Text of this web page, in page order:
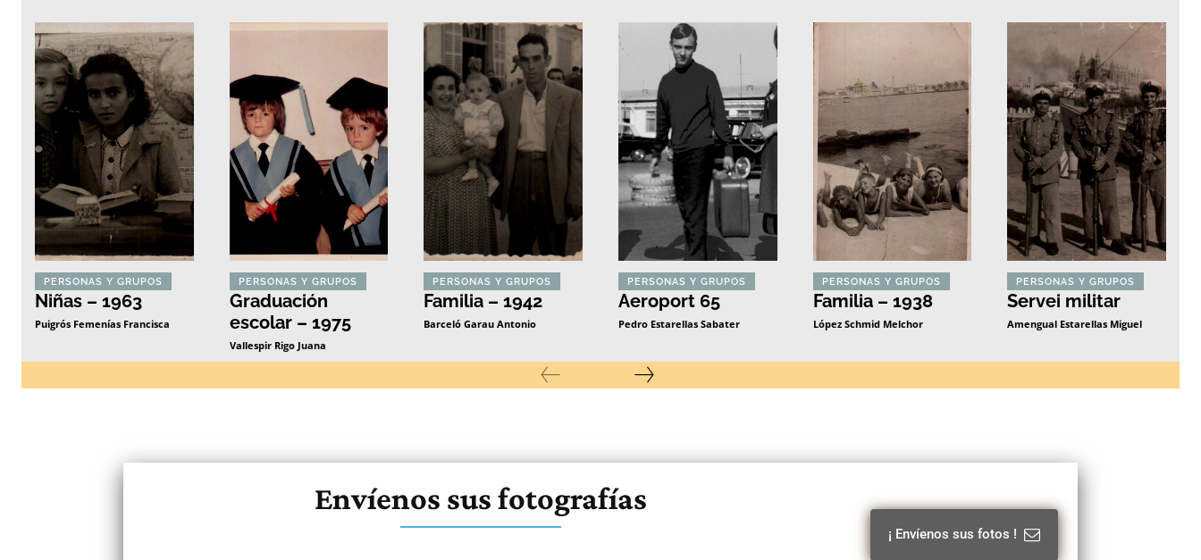
PERSONAS Y GRUPOS
Niñas – 1963
Puigrós Femenías Francisca
PERSONAS Y GRUPOS
Graduación
escolar – 1975
Vallespir Rigo Juana
PERSONAS Y GRUPOS
Familia – 1942
Barceló Garau Antonio
PERSONAS Y GRUPOS
Aeroport 65
Pedro Estarellas Sabater
PERSONAS Y GRUPOS
Familia – 1938
López Schmid Melchor
PERSONAS Y GRUPOS
Servei militar
Amengual Estarellas Miguel
Envíenos sus fotografías
¡ Envíenos sus fotos !